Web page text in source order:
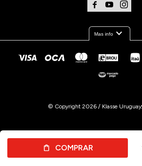
COMPRAR
  
Mas infoexpand_more
© Copyright 2026 / Klasse Uruguay